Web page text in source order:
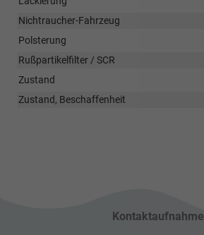
Nichtraucher-Fahrzeug
Polsterung
Rußpartikelfilter / SCR
Zustand
Zustand, Beschaffenheit
Kontaktaufnahme